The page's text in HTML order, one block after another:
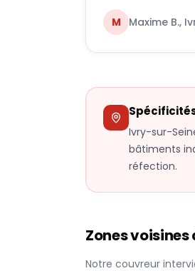
M Maxime B.,
Ivry-sur-
bâtiments
réfection.
Zones voisines
Notre couvreur